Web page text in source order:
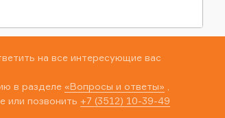
на все интересующие вас
в разделе «Вопросы и ответы»
или позвонить +7 (3512) 10-39-49